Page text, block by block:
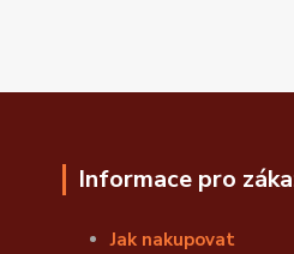
Informace pro
Jak nakupovat